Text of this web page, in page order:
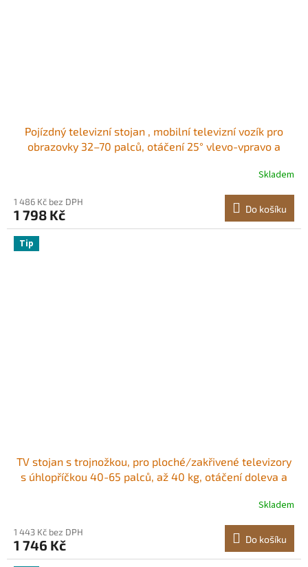
Pojízdný televizní stojan , mobilní televizní vozík pro
obrazovky 32–70 palců, otáčení 25° vlevo-vpravo a
kg pro roh, ložnici, venkovní použití, max. VESASkladem
1 486 Kč bez DPH
1 798 Kč Do košíku
Tip
TV stojan s trojnožkou, pro ploché/zakřivené televizory
s úhlopříčkou 40-65 palců, až 40 kg, otáčení doleva a
ložnice, obývacího pokoje, studia, MAX VESA 600 x 400
Skladem
1 443 Kč bez DPH
1 746 Kč Do košíku